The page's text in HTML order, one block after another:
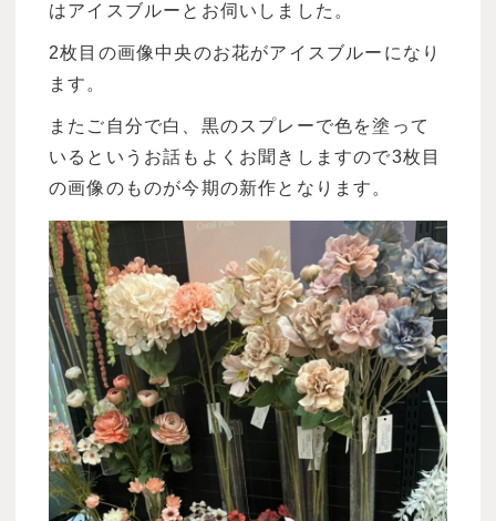
はアイスブルーとお伺いしました。
2枚目の画像中央のお花がアイスブルーになり
ます。
またご自分で白、黒のスプレーで色を塗って
いるというお話もよくお聞きしますので3枚目
の画像のものが今期の新作となります。